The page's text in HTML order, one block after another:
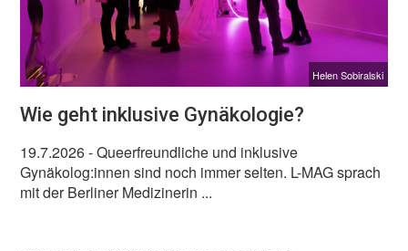
Helen Sobiralski
Wie geht inklusive Gynäkologie?
19.7.2026- Queerfreundliche und inklusive
Gynäkolog:innen sind noch immer selten. L-MAG sprach
mit der Berliner Medizinerin ...